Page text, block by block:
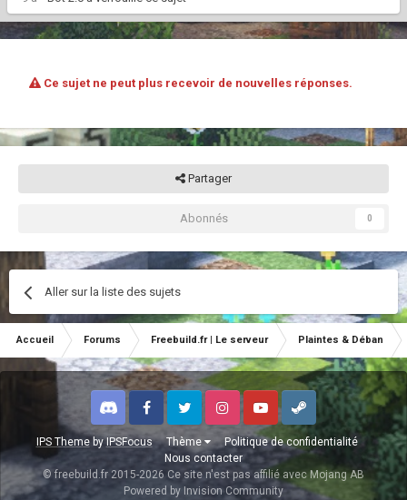
Ce sujet ne peut plus recevoir de nouvelles réponses.
Partager
Abonnés 0
Aller sur la liste des sujets
Accueil Forums Freebuild.fr | Le serveur Plaintes & Déban
IPS ThemebyIPSFocus Thème
Politique de confidentialité
Nous contacter
Discord FacebookTwitter InstagramYoutubeSteam
© freebuild.fr 2015-2026 Ce site n'est pas affilié avec Mojang AB
Powered by Invision Community